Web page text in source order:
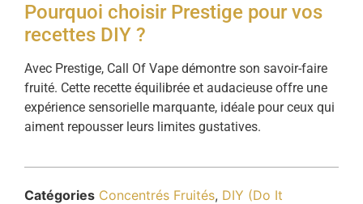
Pourquoi choisir Prestige pour vos
recettes DIY ?
Avec Prestige, Call Of Vape démontre son savoir-faire
fruité. Cette recette équilibrée et audacieuse offre une
expérience sensorielle marquante, idéale pour ceux qui
aiment repousser leurs limites gustatives.
Catégories Concentrés Fruités, DIY (Do It